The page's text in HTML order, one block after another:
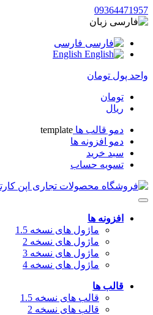
09364471957
زبان
فارسی
واحد پول تومان
تومان
ریال
دمو قالب ها template
دمو افزونه ها
سبد خرید
تسویه حساب
افزونه ها
ماژول های نسخه 1.5
ماژول های نسخه 2
ماژول های نسخه 3
ماژول های نسخه 4
قالب ها
قالب های نسخه 1.5
قالب های نسخه 2